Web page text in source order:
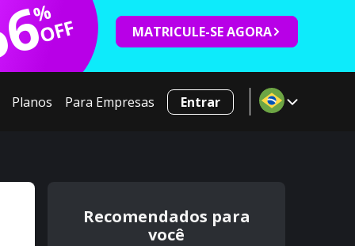
%
OFF MATRICULE-SE AGORA
Planos Para Empresas Entrar
Recomendados para
você